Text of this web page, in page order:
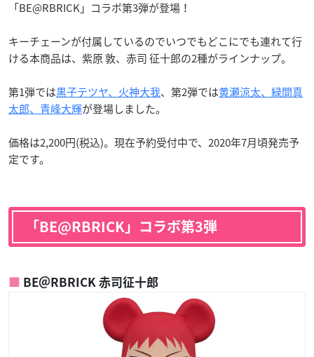
「BE@RBRICK」コラボ第3弾が登場！
キーチェーンが付属しているのでいつでもどこにでも連れて行
ける本商品は、紫原 敦、赤司 征十郎の2種がラインナップ。
第1弾では黒子テツヤ、 火神大我、第2弾では黄瀬涼太、緑間真
太郎、青峰大輝が登場しました。
価格は2,200円(税込)。現在予約受付中で、2020年7月頃発売予
定です。
「BE@RBRICK」コラボ第3弾
BE＠RBRICK 赤司征十郎